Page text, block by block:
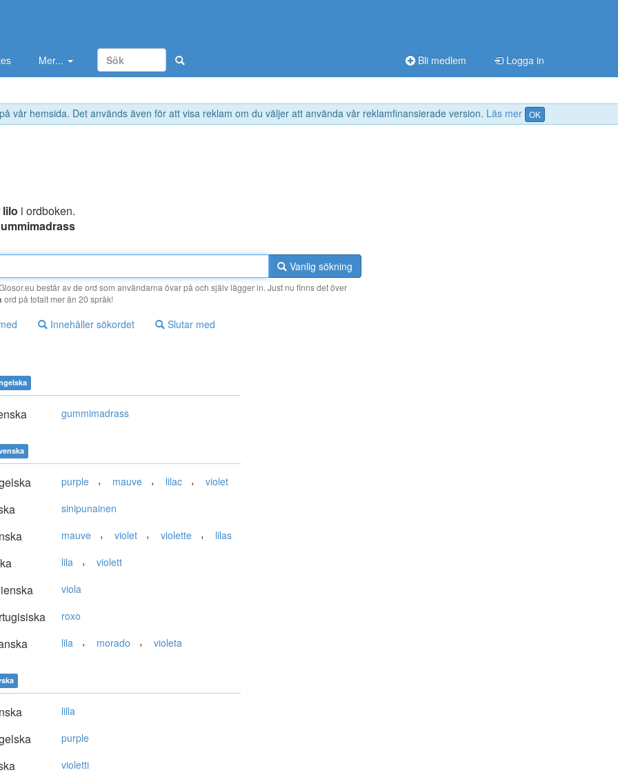
vår hemsida. Det används även för att visa reklam om du väljer att använda vår reklamfinansierade version. Läs mer OK
Mer... Bli medlem Logga in
lilo i ordboken.
Vanlig sökning
består av de ord som användarna övar på och själv lägger in. Just nu finns det över
ord på totalt mer än 20 språk!
Innehåller sökordet Slutar med
gummimadrass
purple , mauve , lilac , violet
sinipunainen
mauve , violet , violette , lilas
lila , violett
viola
roxo
lila , morado , violeta
lilla
purple
violetti